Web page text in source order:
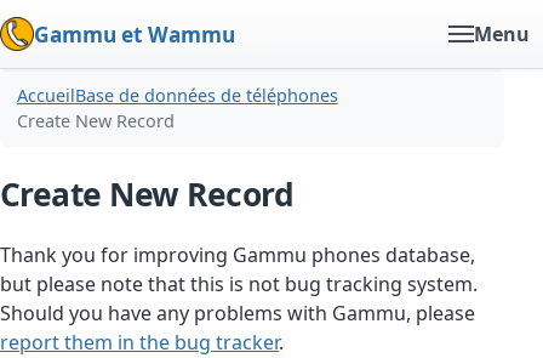
Gammu et Wammu Menu
AccueilBase de données de téléphones
Create New Record
Create New Record
Thank you for improving Gammu phones database,
but please note that this is not bug tracking system.
Should you have any problems with Gammu, please
report them in the bug tracker.